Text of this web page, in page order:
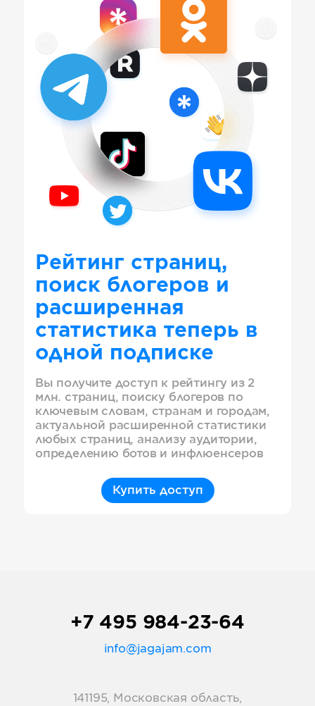
Рейтинг страниц,
поиск блогеров и
расширенная
статистика теперь в
одной подписке
Вы получите доступ к рейтингу из 2
млн. страниц, поиску блогеров по
ключевым словам, странам и городам,
актуальной расширенной статистики
любых страниц, анализу аудитории,
определению ботов и инфлюенсеров
Купить доступ
+7 495 984-23-64
info@jagajam.com
141195, Московская область,